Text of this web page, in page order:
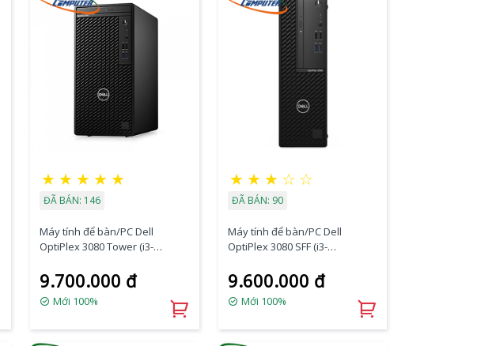
★ ★ ★ ★ ★
ĐÃ BÁN: 146
Máy tính để bàn/PC Dell
OptiPlex 3080 Tower (i3-
HDD/DVDRW/K+M/Fedora)
(70233227)
9.700.000 đ
Mới 100%
★ ★ ★ ☆ ☆
ĐÃ BÁN: 90
Máy tính để bàn/PC Dell
OptiPlex 3080 SFF (i3-
HDD/DVDRW/K+M/Fedora)
(70233228)
9.600.000 đ
Mới 100%